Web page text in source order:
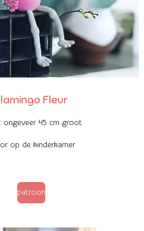
Fleur
45 cm groot
op de kinderkamer
patroon